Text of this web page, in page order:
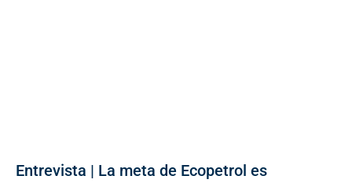
Entrevista | La meta de Ecopetrol es